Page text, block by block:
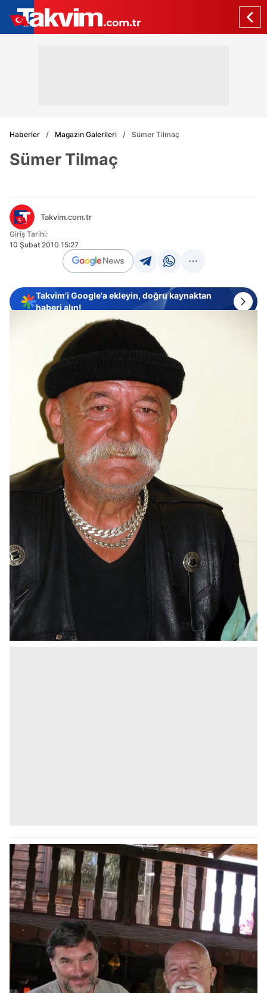
Haberler Magazin Galerileri Sümer Tilmaç
Sümer Tilmaç
Takvim.com.tr
Giriş Tarihi:
10 Şubat 2010 15:27
Takvim'i Google'a ekleyin, doğru kaynaktan
haberi alın!